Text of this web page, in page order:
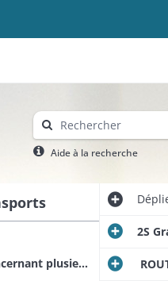
Aide à la recherche
routes)
2S